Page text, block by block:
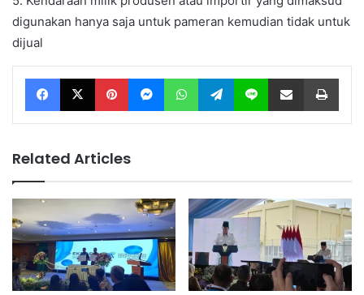
digunakan hanya saja untuk pameran kemudian tidak untuk
dijual
Facebook X Pinterest Messenger WhatsApp Telegram Line Share via Email
Related Articles